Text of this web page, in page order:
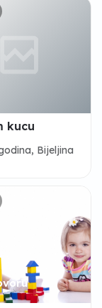
kucu
Bijeljina